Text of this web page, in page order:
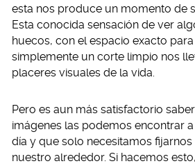
esta nos produce un momento de
Esta conocida sensación de ver
huecos, con el espacio exacto
simplemente un corte limpio nos
placeres visuales de la vida.
Pero es aun más satisfactorio
imágenes las podemos encontrar
día y que solo necesitamos
nuestro alrededor. Si hacemos